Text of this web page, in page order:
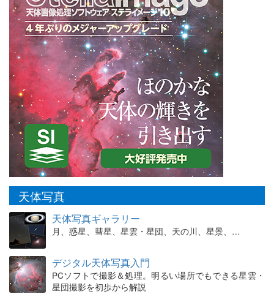
天体写真
天体写真ギャラリー
月、惑星、彗星、星雲・星団、天の川、星景、…
デジタル天体写真入門
PCソフトで撮影＆処理。明るい場所でもできる星雲・
星団撮影を初歩から解説